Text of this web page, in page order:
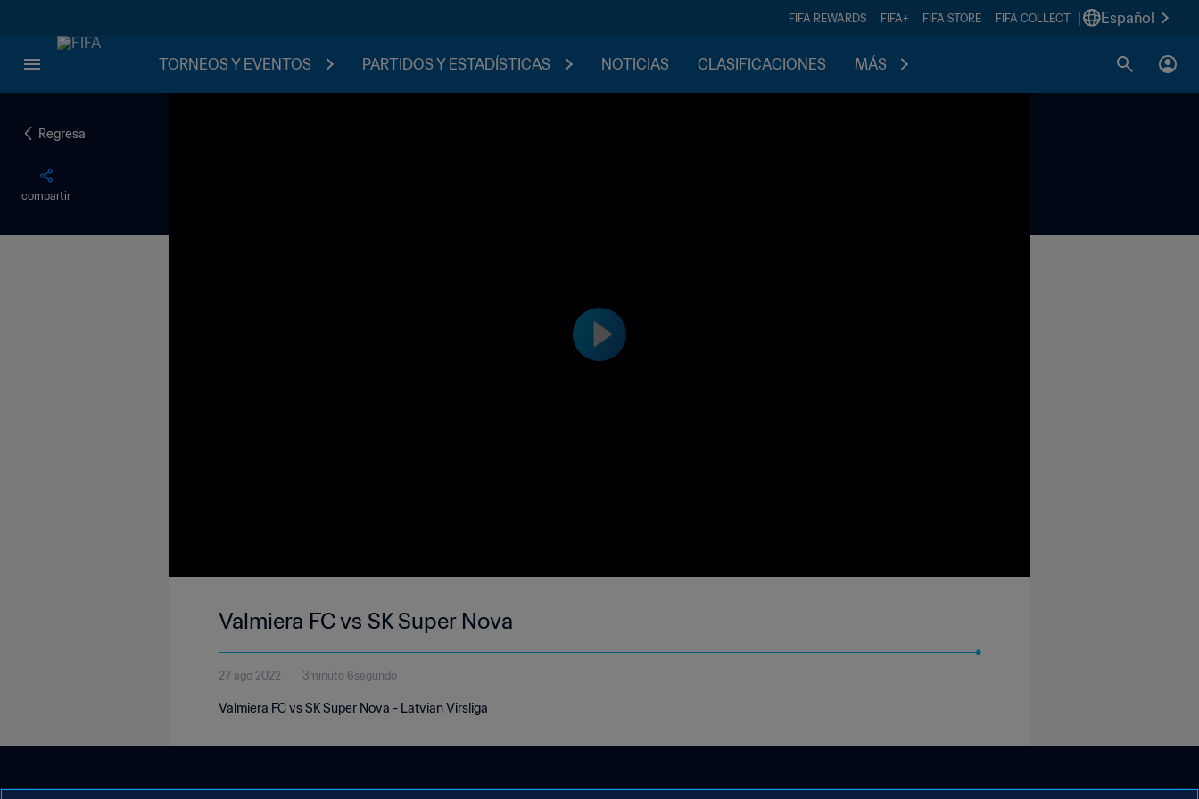
FIFA REWARDS FIFA+ FIFA STORE FIFA COLLECT Español
TORNEOS Y EVENTOS PARTIDOS Y ESTADÍSTICAS NOTICIAS CLASIFICACIONES MÁS
Regresa
compartir
Valmiera FC vs SK Super Nova
27 ago 2022 3minuto 6segundo
Valmiera FC vs SK Super Nova - Latvian Virsliga